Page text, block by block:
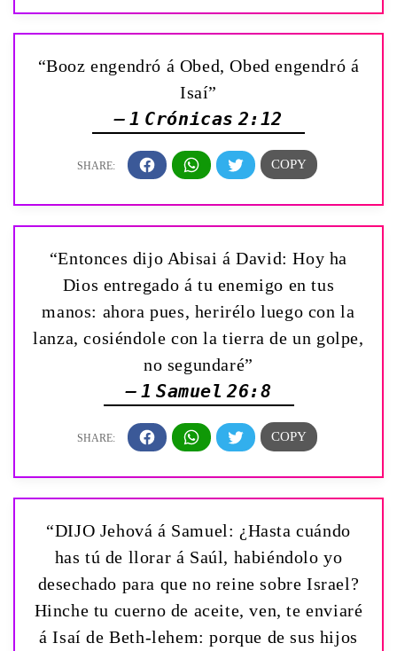
“Booz engendró á Obed, Obed engendró á
Isaí”
— 1 Crónicas 2:12
“Entonces dijo Abisai á David: Hoy ha
Dios entregado á tu enemigo en tus
manos: ahora pues, herirélo luego con la
lanza, cosiéndole con la tierra de un golpe,
no segundaré”
— 1 Samuel 26:8
“DIJO Jehová á Samuel: ¿Hasta cuándo
has tú de llorar á Saúl, habiéndolo yo
desechado para que no reine sobre Israel?
Hinche tu cuerno de aceite, ven, te enviaré
á Isaí de Beth-lehem: porque de sus hijos